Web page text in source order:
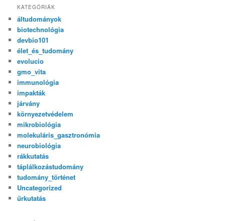
KATEGÓRIÁK
áltudományok
biotechnológia
devbio101
élet_és_tudomány
evolucio
gmo_vita
immunológia
impakták
járvány
környezetvédelem
mikrobiológia
molekuláris_gasztronómia
neurobiológia
rákkutatás
táplálkozástudomány
tudomány_történet
Uncategorized
űrkutatás